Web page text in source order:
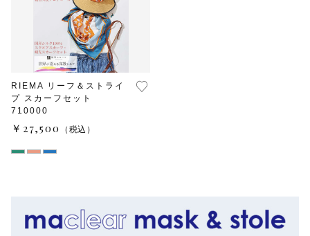
RIEMA リーフ＆ストライ
プ スカーフセット
710000
￥27,500 （税込）
付け襟
在庫あり